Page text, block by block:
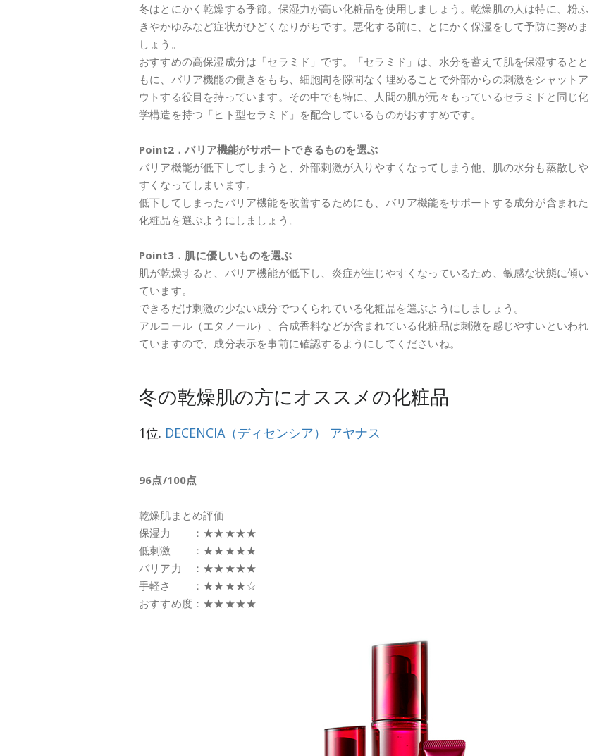
冬はとにかく乾燥する季節。保湿力が高い化粧品を使用しましょう。乾燥肌の人は特に、粉ふ
きやかゆみなど症状がひどくなりがちです。悪化する前に、とにかく保湿をして予防に努めま
しょう。
おすすめの高保湿成分は「セラミド」です。「セラミド」は、水分を蓄えて肌を保湿するとと
もに、バリア機能の働きをもち、細胞間を隙間なく埋めることで外部からの刺激をシャットア
ウトする役目を持っています。その中でも特に、人間の肌が元々もっているセラミドと同じ化
学構造を持つ「ヒト型セラミド」を配合しているものがおすすめです。
Point2．バリア機能がサポートできるものを選ぶ
バリア機能が低下してしまうと、外部刺激が入りやすくなってしまう他、肌の水分も蒸散しや
すくなってしまいます。
低下してしまったバリア機能を改善するためにも、バリア機能をサポートする成分が含まれた
化粧品を選ぶようにしましょう。
Point3．肌に優しいものを選ぶ
肌が乾燥すると、バリア機能が低下し、炎症が生じやすくなっているため、敏感な状態に傾い
ています。
できるだけ刺激の少ない成分でつくられている化粧品を選ぶようにしましょう。
アルコール（エタノール）、合成香料などが含まれている化粧品は刺激を感じやすいといわれ
ていますので、成分表示を事前に確認するようにしてくださいね。
冬の乾燥肌の方にオススメの化粧品
1位. DECENCIA（ディセンシア） アヤナス
96点/100点
乾燥肌まとめ評価
保湿力 ：★★★★★
低刺激 ：★★★★★
バリア力 ：★★★★★
手軽さ ：★★★★☆
おすすめ度：★★★★★